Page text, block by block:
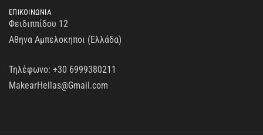
ΕΠΙΚΟΙΝΩΝΙΑ
Φειδιππίδου 12
Αθηνα Αμπελοκηποι (Ελλάδα)
Τηλέφωνο: +30 6999380211
MakearHellas@Gmail.com